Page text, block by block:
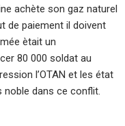
achète son gaz naturel
de paiement il doivent
ètait un
80 000 soldat au
l’OTAN et les état
noble dans ce conflit.